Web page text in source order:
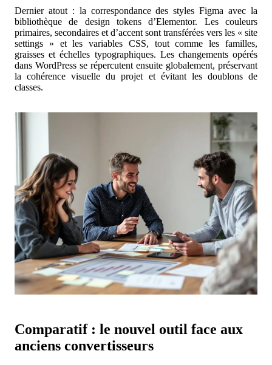
Dernier atout : la correspondance des styles Figma avec la
bibliothèque de design tokens d’Elementor. Les couleurs
primaires, secondaires et d’accent sont transférées vers les « site
settings » et les variables CSS, tout comme les familles,
graisses et échelles typographiques. Les changements opérés
dans WordPress se répercutent ensuite globalement, préservant
la cohérence visuelle du projet et évitant les doublons de
classes.
Comparatif : le nouvel outil face aux
anciens convertisseurs